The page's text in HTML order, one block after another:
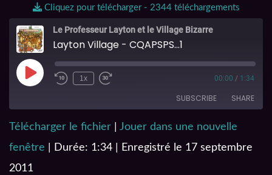
Cliquez pour télécharger - 2344 téléchargements
Le Professeur Layton et le Village Bizarre
Layton Village - CQAPSPS…1
1x 00:00 / 1:34
SUBSCRIBE SHARE
RSS FEED
Télécharger le fichier
Jouer dans une nouvelle
fenêtre
Durée: 1:34
Enregistré le 17 septembre
2011